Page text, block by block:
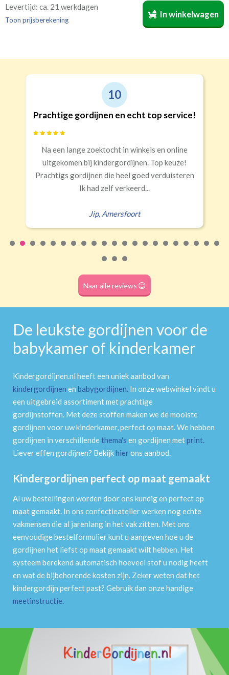
Op de dag Op of over het kozijn geplaatst gordijn.
Nee
voor welke kamer is bestemd. Wij vermelden dat dan op
(niet verplicht, maar wel handig).
Levertijd: ca. 21 werkdagen
Toon prijsberekening
In winkelwagen
10
Prachtige gordijnen en echt top service!
Na een lange zoektocht in winkels en online
uitgekomen bij kindergordijnen. Top keuze!
Prachtigs gordijnen die heel goed verduisteren
Ik had zelf verkeerd...
Jip, Amersfoort
Naar alle reviews
De leukste gordijnen voor de
babykamer of kinderkamer
Kindergordijnen.nl heeft een uniek aanbod van
kindergordijnen en babygordijnen. In onze webwinkel vindt u
een uitgebreid assortiment met prachtige
gordijnstoffen. Met deze stoffen maken we de mooiste
gordijnen voor uw kinderkamer, perfect op maat. We hebben
gordijnen in verschillendethema's en gordijnen metprint.
Liever effen gordijnen? Bekijkhierons aanbod.
Kindergordijnen perfect op maat gemaakt
Al uw bestellingen worden door ons kundig en perfect op
maat gemaakt. In ons confectieatelier werken nog echte
vakmensen die al jarenlang in het vak zitten. Met ons
eenvoudige bestelformulier kunt u aangeven hoe u de
gordijnen het liefst op maat gemaakt wilt hebben. Het
systeem berekend automatisch hoeveel stof u nodig heeft
en wat de bijbehorende kosten zijn. Zeker weten dat het
kindergordijn perfect past? Gebruik dan onze handige
meetinstructie.